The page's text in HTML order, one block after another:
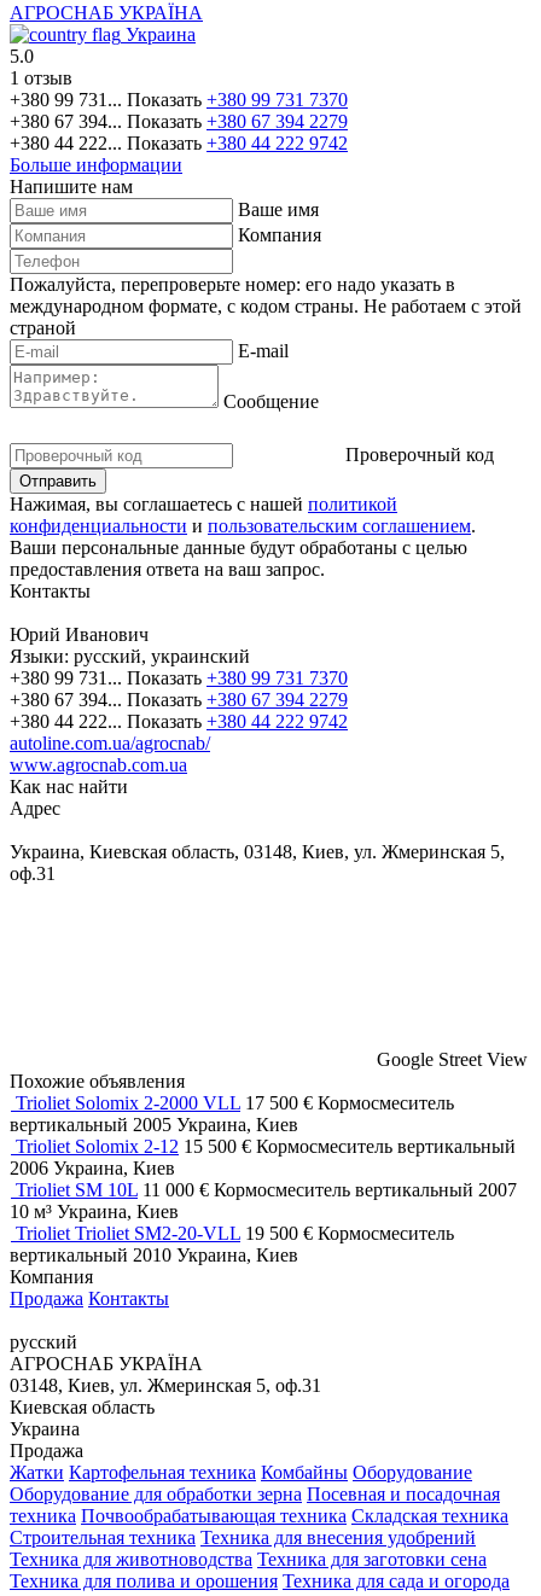
АГРОСНАБ УКРАЇНА
Украина
5.0
1 отзыв
+380 99 731... Показать +380 99 731 7370
+380 67 394... Показать +380 67 394 2279
+380 44 222... Показать +380 44 222 9742
Больше информации
Напишите нам
Ваше имя
Компания
Пожалуйста, перепроверьте номер: его надо указать в
международном формате, с кодом страны. Не работаем с этой
страной
E-mail
Сообщение
Проверочный код
Нажимая, вы соглашаетесь с нашей политикой
конфиденциальности и пользовательским соглашением.
Ваши персональные данные будут обработаны с целью
предоставления ответа на ваш запрос.
Контакты
Юрий Иванович
Языки: русский, украинский
+380 99 731... Показать +380 99 731 7370
+380 67 394... Показать +380 67 394 2279
+380 44 222... Показать +380 44 222 9742
autoline.com.ua/agrocnab/
www.agrocnab.com.ua
Как нас найти
Адрес
Украина, Киевская область, 03148, Киев, ул. Жмеринская 5,
оф.31
Google Street View
Похожие объявления
Trioliet Solomix 2-2000 VLL 17 500 € Кормосмеситель
вертикальный 2005 Украина, Киев
Trioliet Solomix 2-12 15 500 € Кормосмеситель вертикальный
2006 Украина, Киев
Trioliet SM 10L 11 000 € Кормосмеситель вертикальный 2007
10 м³ Украина, Киев
Trioliet Trioliet SM2-20-VLL 19 500 € Кормосмеситель
вертикальный 2010 Украина, Киев
Компания
Продажа Контакты
русский
АГРОСНАБ УКРАЇНА
03148, Киев, ул. Жмеринская 5, оф.31
Киевская область
Украина
Продажа
Жатки Картофельная техника Комбайны Оборудование
Оборудование для обработки зерна Посевная и посадочная
техника Почвообрабатывающая техника Складская техника
Строительная техника Техника для внесения удобрений
Техника для животноводства Техника для заготовки сена
Техника для полива и орошения Техника для сада и огорода